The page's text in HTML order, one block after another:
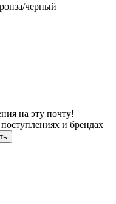
черный
на эту почту!
и брендах